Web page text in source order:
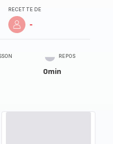
RECETTE DE
-
REPOS
0min